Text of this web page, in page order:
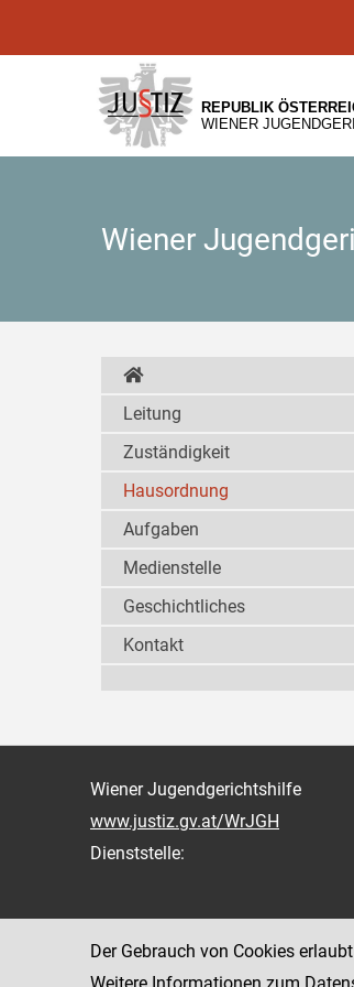
[1]
[2]
[3]
REPUBLIK
WIENER
Wiener
Leitung
Zuständigkeit
Hausordnung
Aufgaben
Medienstelle
Geschichtliches
Kontakt
Wiener Jugendgerichtshilfe
www.justiz.gv.at/WrJGH
Dienststelle:
Der Gebrauch von Cookies